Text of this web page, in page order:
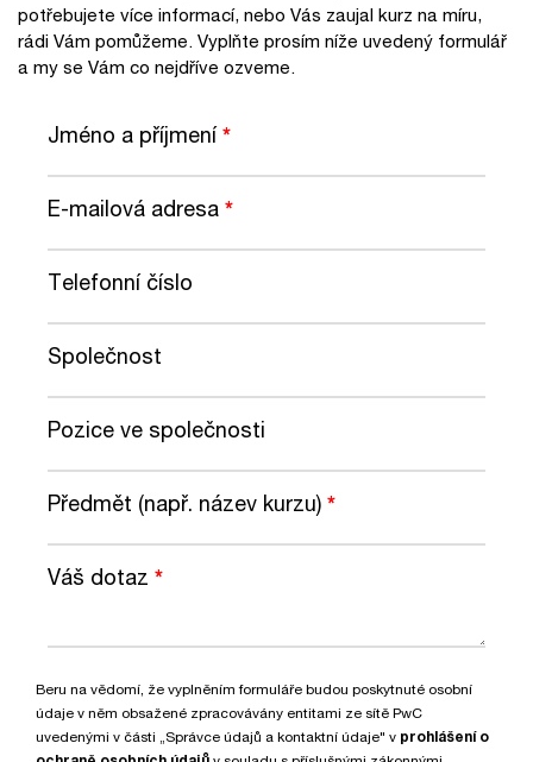
potřebujete více informací, nebo Vás zaujal kurz na míru,
rádi Vám pomůžeme. Vyplňte prosím níže uvedený formulář
a my se Vám co nejdříve ozveme.
Jméno a příjmení*
E-mailová adresa *
Telefonní číslo
Společnost
Pozice ve společnosti
Předmět (např. název kurzu) *
Váš dotaz *
Beru na vědomí, že vyplněním formuláře budou poskytnuté osobní
údaje v něm obsažené zpracovávány entitami ze sítě PwC
uvedenými v části „Správce údajů a kontaktní údaje" v prohlášení o